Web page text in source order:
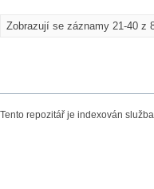
Zobrazují se záznamy 21-40 z
Tento repozitář je indexován